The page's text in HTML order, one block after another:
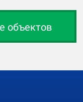
объектов